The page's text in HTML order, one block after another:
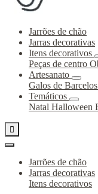
Jarrões de chão
Jarras decorativas
Itens decorativos
Peças de centro
Artesanato
Galos de Barcelos
Temáticos
Natal Halloween

Jarrões de chão
Jarras decorativas
Itens decorativos